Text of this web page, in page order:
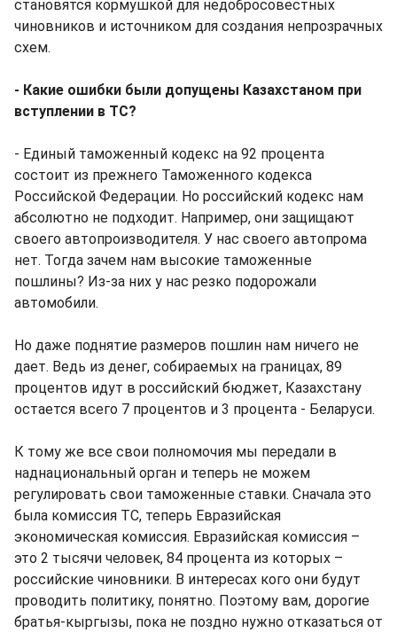
становятся кормушкой для недобросовестных
чиновников и источником для создания непрозрачных
схем.
- Какие ошибки были допущены Казахстаном при
вступлении в ТС?
- Единый таможенный кодекс на 92 процента
состоит из прежнего Таможенного кодекса
Российской Федерации. Но российский кодекс нам
абсолютно не подходит. Например, они защищают
своего автопроизводителя. У нас своего автопрома
нет. Тогда зачем нам высокие таможенные
пошлины? Из-за них у нас резко подорожали
автомобили.
Но даже поднятие размеров пошлин нам ничего не
дает. Ведь из денег, собираемых на границах, 89
процентов идут в российский бюджет, Казахстану
остается всего 7 процентов и 3 процента - Беларуси.
К тому же все свои полномочия мы передали в
наднациональный орган и теперь не можем
регулировать свои таможенные ставки. Сначала это
была комиссия ТС, теперь Евразийская
экономическая комиссия. Евразийская комиссия –
это 2 тысячи человек, 84 процента из которых –
российские чиновники. В интересах кого они будут
проводить политику, понятно. Поэтому вам, дорогие
братья-кыргызы, пока не поздно нужно отказаться от